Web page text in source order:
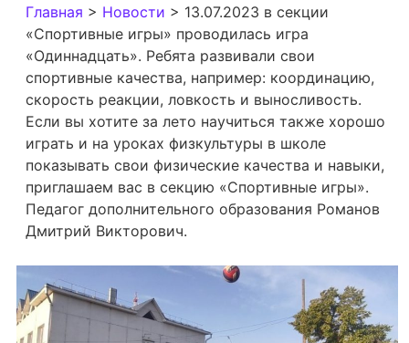
Главная > Новости > 13.07.2023 в секции
«Спортивные игры» проводилась игра
«Одиннадцать». Ребята развивали свои
спортивные качества, например: координацию,
скорость реакции, ловкость и выносливость.
Если вы хотите за лето научиться также хорошо
играть и на уроках физкультуры в школе
показывать свои физические качества и навыки,
приглашаем вас в секцию «Спортивные игры».
Педагог дополнительного образования Романов
Дмитрий Викторович.